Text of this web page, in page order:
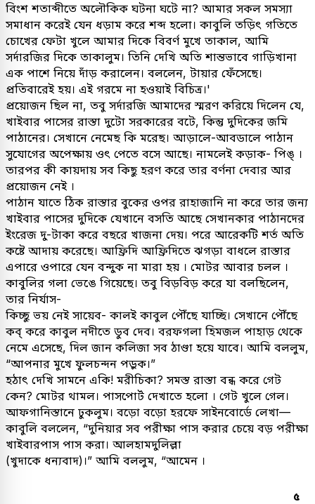
বিংশ শতাব্দীতে অলৌকিক ঘটনা ঘটে না? আমার সকল সমস্যা
সমাধান করেই যেন ধড়াম করে শব্দ হলো। কাবুলি তড়িৎ গতিতে
চোখের ফেটা খুলে আমার দিকে বিবর্ণ মুখে তাকাল, আমি
সর্দারজির দিকে তাকালুম। তিনি দেখি অতি শান্তভাবে গাড়িখানা
এক পাশে নিয়ে দাঁড় করালেন। বললেন, টায়ার ফেঁসেছে।
প্রতিবারেই হয়। এই গরমে না হওয়াই বিচিত্র।'
প্রয়োজন ছিল না, তবু সর্দারজি আমাদের স্মরণ করিয়ে দিলেন যে,
খাইবার পাসের রাস্তা দুটো সরকারের বটে, কিন্তু দুদিকের জমি
পাঠানের। সেখানে নেমেছ কি মরেছ। আড়ালে-আবডালে পাঠান
সুযোগের অপেক্ষায় ওৎ পেতে বসে আছে। নামলেই কড়াক- পিঙ্ ।
তারপর কী কায়দায় সব কিছু হরণ করে তার বর্ণনা দেবার আর
প্রয়োজন নেই ।
পাঠান যাতে ঠিক রাস্তার বুকের ওপর রাহাজানি না করে তার জন্য
খাইবার পাসের দুদিকে যেখানে বসতি আছে সেখানকার পাঠানদের
ইংরেজ দু-টাকা করে বছরে খাজনা দেয়। পরে আরেকটি শর্ত অতি
কষ্টে আদায় করেছে। আফ্রিদি আফ্রিদিতে ঝগড়া বাধলে রাস্তার
এপারে ওপারে যেন বন্দুক না মারা হয় । মোটর আবার চলল ।
কাবুলির গলা ভেঙে গিয়েছে। তবু বিড়বিড় করে যা বলছিলেন,
তার নির্যাস-
কিচ্ছু ভয় নেই সায়েব- কালই কাবুল পৌঁছে যাচ্ছি। সেখানে পৌঁছে
কব্ করে কাবুল নদীতে ডুব দেব। বরফগলা হিমজল পাহাড় থেকে
নেমে এসেছে, দিল জান কলিজা সব ঠাণ্ডা হয়ে যাবে। আমি বললুম,
“আপনার মুখে ফুলচন্দন পড়ুক।”
হঠাৎ দেখি সামনে একি! মরীচিকা? সমস্ত রাস্তা বন্ধ করে গেট
কেন? মোটর থামল। পাসপোর্ট দেখাতে হলো । গেট খুলে গেল।
আফগানিস্তানে ঢুকলুম। বড়ো বড়ো হরফে সাইনবোর্ডে লেখা—
কাবুলি বললেন, “দুনিয়ার সব পরীক্ষা পাস করার চেয়ে বড় পরীক্ষা
খাইবারপাস পাস করা। আলহামদুলিল্লা
(খুদাকে ধন্যবাদ)।” আমি বললুম, “আমেন ।
৫